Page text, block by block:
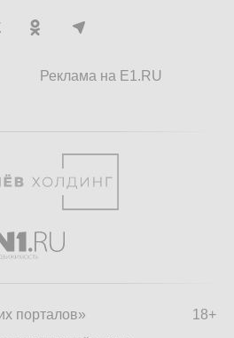
Реклама на E1.RU
18+
порталов»